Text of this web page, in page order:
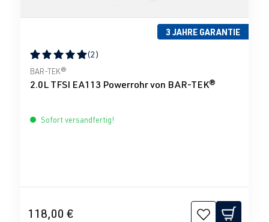
3 JAHRE GARANTIE
Durchschnittliche Bewertung von 5 von 5 Sternen
(2)
BAR-TEK®
2.0L TFSI EA113 Powerrohr von BAR-TEK®
Sofort versandfertig!
118,00 €